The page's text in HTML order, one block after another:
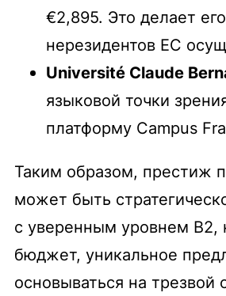
€2,895. Это делает
нерезидентов ЕС
Université Claude
языковой точки
платформу Campus
Таким образом, престиж
может быть
с уверенным уровнем B2,
бюджет, уникальное
основываться на